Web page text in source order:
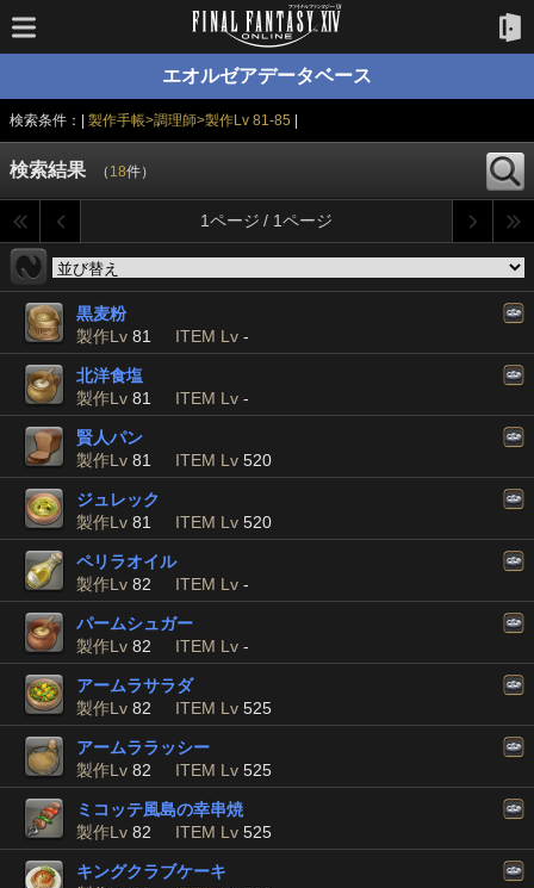
エオルゼアデータベース
検索条件：| 製作手帳>調理師>製作Lv 81-85
検索結果 （ 18件）
1ページ / 1ページ
黒麦粉
製作Lv 81 ITEM Lv -
北洋食塩
製作Lv 81 ITEM Lv -
賢人パン
製作Lv 81 ITEM Lv 520
ジュレック
製作Lv 81 ITEM Lv 520
ペリラオイル
製作Lv 82 ITEM Lv -
パームシュガー
製作Lv 82 ITEM Lv -
アームラサラダ
製作Lv 82 ITEM Lv 525
アームララッシー
製作Lv 82 ITEM Lv 525
ミコッテ風島の幸串焼
製作Lv 82 ITEM Lv 525
キングクラブケーキ